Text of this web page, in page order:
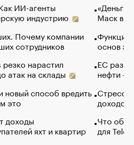
ИИ-агенты
индустрию
Почему компании
сотрудников
нарастил
атак на склады
новый способ вредить
это
доходы
яхт и квартир
«Деньги
Маск в
Функции
основ
ЕС
нефти —
Стресс
доходов
Что
для